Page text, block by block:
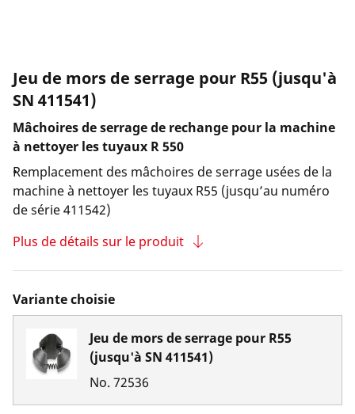
Jeu de mors de serrage pour R55 (jusqu'à
SN 411541)
Mâchoires de serrage de rechange pour la machine
à nettoyer les tuyaux R 550
Remplacement des mâchoires de serrage usées de la
machine à nettoyer les tuyaux R55 (jusqu’au numéro
de série 411542)
Plus de détails sur le produit
Variante choisie
Jeu de mors de serrage pour R55
(jusqu'à SN 411541)
No. 72536